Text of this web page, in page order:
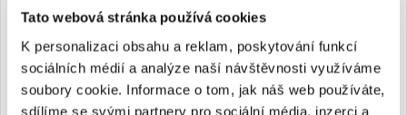
Tato webová stránka používá cookies
K personalizaci obsahu a reklam, poskytování funkcí
sociálních médií a analýze naší návštěvnosti využíváme
soubory cookie. Informace o tom, jak náš web používáte,
sdílíme se svými partnery pro sociální média, inzerci a
ZÁKAZ DVOJÍHO PŘIČÍTÁNÍ TÉŽE
OKOLNOSTI U MAJETKOVÝCH
TRESTNÝCH ČINŮ
29. 1. 2020